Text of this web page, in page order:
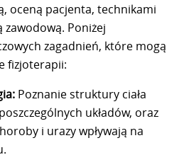
oceną pacjenta, technikami
Poniżej
zagadnień, które mogą
fizjoterapii:
Poznanie struktury ciała
układów, oraz
i urazy wpływają na